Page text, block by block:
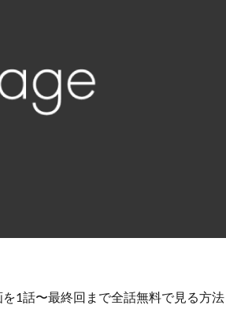
1話〜最終回まで全話無料で見る方法